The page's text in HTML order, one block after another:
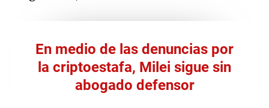
En medio de las denuncias por
la criptoestafa, Milei sigue sin
abogado defensor